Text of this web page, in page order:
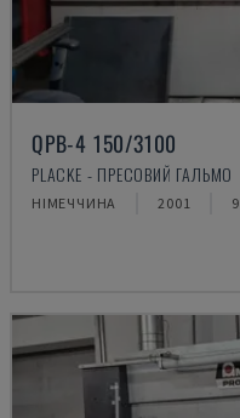
QPB-4 150/3100
PLACKE - ПРЕСОВИЙ ГАЛЬМО
НІМЕЧЧИНА 2001